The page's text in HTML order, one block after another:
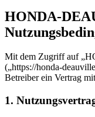
HONDA-
Mit dem Zugriff auf
(„https://honda-
Betreiber ein Vertrag
1.